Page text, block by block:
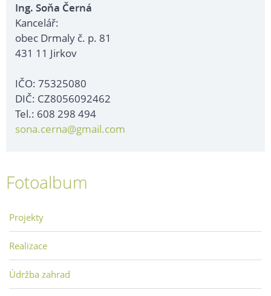
Ing. Soňa Černá
Kancelář:
obec Drmaly č. p. 81
431 11 Jirkov
IČO: 75325080
DIČ: CZ8056092462
Tel.: 608 298 494
sona.cerna@gmail.com
Fotoalbum
Projekty
Realizace
Údržba zahrad